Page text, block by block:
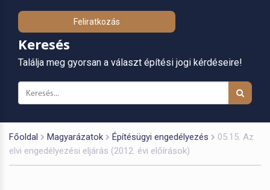
Feliratkozás
Keresés
Találja meg gyorsan a választ építési jogi kérdéseire!
Főoldal Magyarázatok Építésügyi engedélyezés
05.15. Az
elvi engedélyezési eljárás (2012. évi előírások)